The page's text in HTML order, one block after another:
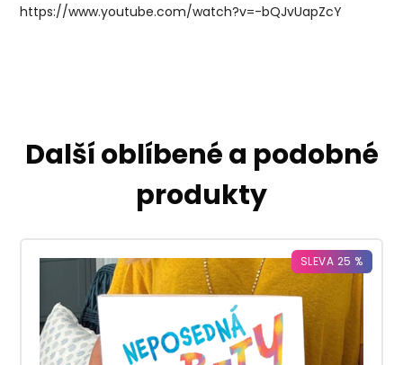
https://www.youtube.com/watch?v=-bQJvUapZcY
Další oblíbené a podobné
produkty
SLEVA 25 %